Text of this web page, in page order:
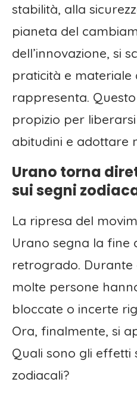
stabilità, alla
pianeta del
dell’innovazione, si
praticità e materiale
rappresenta.
propizio per
abitudini e adottare
Urano torna
sui segni
La ripresa del
Urano segna la fine
retrogrado. Durante
molte persone
bloccate o incerte
Ora, finalmente, si
Quali sono gli effetti
zodiacali?